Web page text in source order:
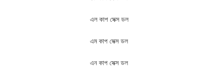
এল কাপ সেক্স ডল
এম কাপ সেক্স ডল
এন কাপ সেক্স ডল